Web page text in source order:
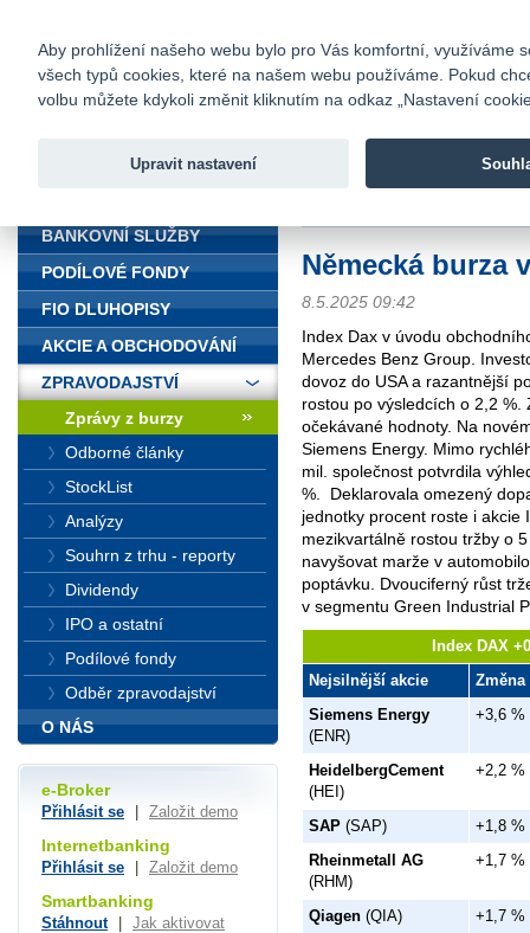
Fio banka
Fio banka
Německá burza
8.5.2025 09:42
Index Dax v úvodu
Mercedes Benz Group.
dovoz do USA a razantnější
rostou po výsledcích o 2,2
očekávané hodnoty. Na
Siemens Energy. Mimo
mil. společnost potvrdila
%.
Deklarovala omezený
jednotky procent roste i akcie
mezikvartálně rostou tržby o
navyšovat marže v
poptávku. Dvouciferný růst
v segmentu Green Industrial
Index DAX
Nejsilnější akcie
Změna
Siemens Energy
(ENR)
+3,6 %
HeidelbergCement
(HEI)
+2,2 %
SAP (SAP)
+1,8 %
Rheinmetall AG
(RHM)
+1,7 %
Qiagen (QIA) +1,7 %
BANKOVNÍ SLUŽBY
PODÍLOVÉ FONDY
FIO DLUHOPISY
AKCIE A OBCHODOVÁNÍ
ZPRAVODAJSTVÍ
Zprávy z burzy
Odborné články
StockList
Analýzy
Souhrn z trhu - reporty
Dividendy
IPO a ostatní
Podílové fondy
Odběr zpravodajství
O NÁS
e-Broker
Přihlásit se Založit demo
Internetbanking
Přihlásit se Založit demo
Smartbanking
Stáhnout Jak aktivovat
Aby prohlížení našeho webu bylo pro Vás komfortní, využíváme
všech typů cookies, které na našem webu používáme. Pokud
volbu můžete kdykoli změnit kliknutím na odkaz „Nastavení
Upravit nastavení